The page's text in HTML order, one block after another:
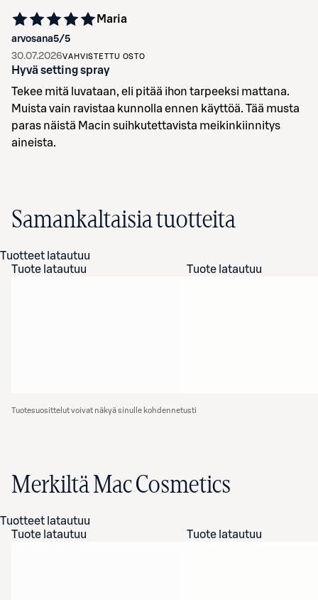
arvosana5/5
Maria
30.07.2026VAHVISTETTU OSTO
Hyvä setting spray
Tekee mitä luvataan, eli pitää ihon tarpeeksi mattana.
Muista vain ravistaa kunnolla ennen käyttöä. Tää musta
paras näistä Macin suihkutettavista meikinkiinnitys
aineista.
Samankaltaisia tuotteita
Tuotteet latautuu
Tuote latautuu
Tuote latautuu
Tuotesuosittelut voivat näkyä sinulle kohdennetusti
Merkiltä Mac Cosmetics
Tuotteet latautuu
Tuote latautuu
Tuote latautuu